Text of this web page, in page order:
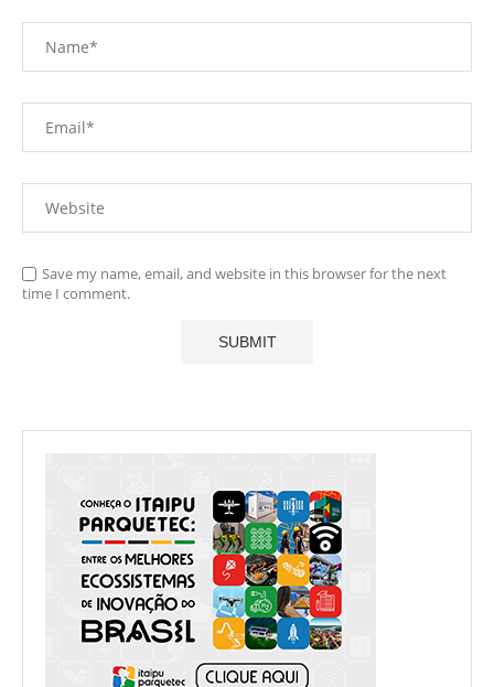
Save my name, email, and website in this browser for the next
time I comment.